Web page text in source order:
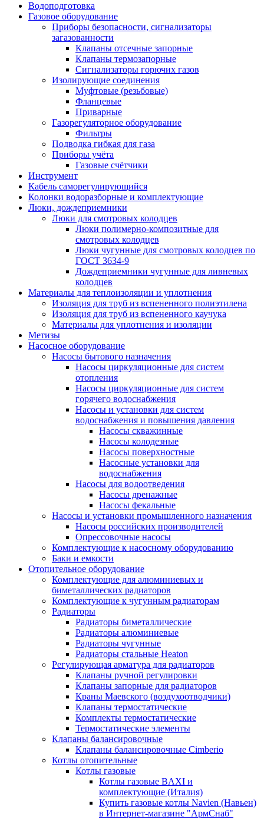
Водоподготовка
Газовое оборудование
Приборы безопасности, сигнализаторы
загазованности
Клапаны отсечные запорные
Клапаны термозапорные
Сигнализаторы горючих газов
Изолирующие соединения
Муфтовые (резьбовые)
Фланцевые
Приварные
Газорегуляторное оборудование
Фильтры
Подводка гибкая для газа
Приборы учёта
Газовые счётчики
Инструмент
Кабель саморегулирующийся
Колонки водоразборные и комплектующие
Люки, дождеприемники
Люки для смотровых колодцев
Люки полимерно-композитные для
смотровых колодцев
Люки чугунные для смотровых колодцев по
ГОСТ 3634-9
Дождеприемники чугунные для ливневых
колодцев
Материалы для теплоизоляции и уплотнения
Изоляция для труб из вспененного полиэтилена
Изоляция для труб из вспененного каучука
Материалы для уплотнения и изоляции
Метизы
Насосное оборудование
Насосы бытового назначения
Насосы циркуляционные для систем
отопления
Насосы циркуляционные для систем
горячего водоснабжения
Насосы и установки для систем
водоснабжения и повышения давления
Насосы скважинные
Насосы колодезные
Насосы поверхностные
Насосные установки для
водоснабжения
Насосы для водоотведения
Насосы дренажные
Насосы фекальные
Насосы и установки промышленного назначения
Насосы российских производителей
Опрессовочные насосы
Комплектующие к насосному оборудованию
Баки и емкости
Отопительное оборудование
Комплектующие для алюминиевых и
биметаллических радиаторов
Комплектующие к чугунным радиаторам
Радиаторы
Радиаторы биметаллические
Радиаторы алюминиевые
Радиаторы чугунные
Радиаторы стальные Heaton
Регулирующая арматура для радиаторов
Клапаны ручной регулировки
Клапаны запорные для радиаторов
Краны Маевского (воздухоотводчики)
Клапаны термостатические
Комплекты термостатические
Термостатические элементы
Клапаны балансировочные
Клапаны балансировочные Cimberio
Котлы отопительные
Котлы газовые
Котлы газовые BAXI и
комплектующие (Италия)
Купить газовые котлы Navien (Навьен)
в Интернет-магазине "АрмСнаб"